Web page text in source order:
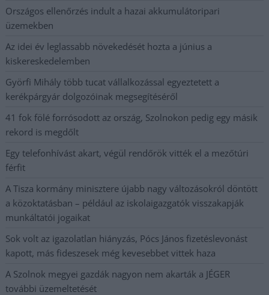
Országos ellenőrzés indult a hazai akkumulátoripari
üzemekben
Az idei év leglassabb növekedését hozta a június a
kiskereskedelemben
Györfi Mihály több tucat vállalkozással egyeztetett a
kerékpárgyár dolgozóinak megsegítéséről
41 fok fölé forrósodott az ország, Szolnokon pedig egy másik
rekord is megdőlt
Egy telefonhívást akart, végül rendőrök vitték el a mezőtúri
férfit
A Tisza kormány minisztere újabb nagy változásokról döntött
a közoktatásban – például az iskolaigazgatók visszakapják
munkáltatói jogaikat
Sok volt az igazolatlan hiányzás, Pócs János fizetéslevonást
kapott, más fideszesek még kevesebbet vittek haza
A Szolnok megyei gazdák nagyon nem akarták a JÉGER
további üzemeltetését